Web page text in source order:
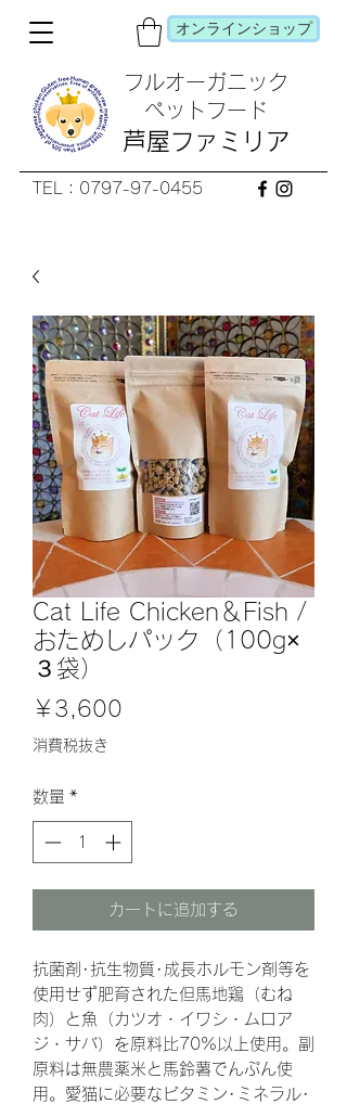
フルオーガニック
​ペットフード
芦屋ファミリア
TEL：0797-97-0455
オンラインショップ
Cat Life Chicken＆Fish /
おためしパック（100g×
３袋）
￥3,600
消費税抜き
数量 *
カートに追加する
抗菌剤･抗生物質･成長ホルモン剤等を
使用せず肥育された但馬地鶏（むね
肉）と魚（カツオ・イワシ・ムロア
ジ・サバ）を原料比70%以上使用。副
原料は無農薬米と馬鈴薯でんぷん使
用。愛猫に必要なビタミン･ミネラル･